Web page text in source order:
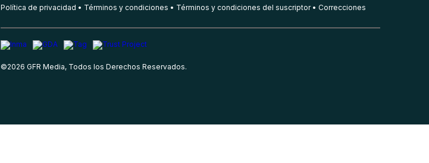
Política de privacidad Términos y condiciones Términos y condiciones del suscriptor Correcciones
©2026 GFR Media, Todos los Derechos Reservados.